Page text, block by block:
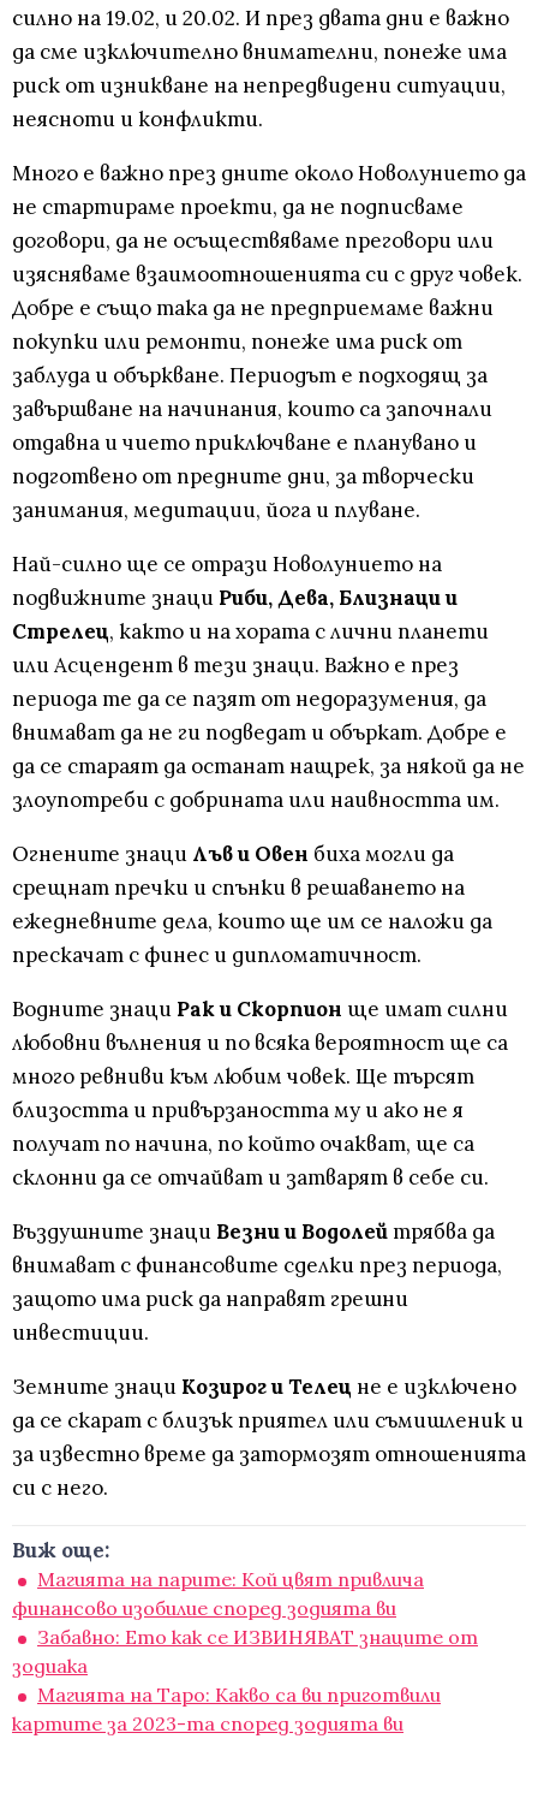
силно на 19.02, и 20.02. И през двата дни е важно
да сме изключително внимателни, понеже има
риск от изникване на непредвидени ситуации,
неясноти и конфликти.
Много е важно през дните около Новолунието да
не стартираме проекти, да не подписваме
договори, да не осъществяваме преговори или
изясняваме взаимоотношенията си с друг човек.
Добре е също така да не предприемаме важни
покупки или ремонти, понеже има риск от
заблуда и объркване. Периодът е подходящ за
завършване на начинания, които са започнали
отдавна и чието приключване е планувано и
подготвено от предните дни, за творчески
занимания, медитации, йога и плуване.
Най-силно ще се отрази Новолунието на
подвижните знаци Риби, Дева, Близнаци и
Стрелец, както и на хората с лични планети
или Асцендент в тези знаци. Важно е през
периода те да се пазят от недоразумения, да
внимават да не ги подведат и объркат. Добре е
да се стараят да останат нащрек, за някой да не
злоупотреби с добрината или наивността им.
Огнените знаци Лъв и Овен биха могли да
срещнат пречки и спънки в решаването на
ежедневните дела, които ще им се наложи да
прескачат с финес и дипломатичност.
Водните знаци Рак и Скорпион ще имат силни
любовни вълнения и по всяка вероятност ще са
много ревниви към любим човек. Ще търсят
близостта и привързаността му и ако не я
получат по начина, по който очакват, ще са
склонни да се отчайват и затварят в себе си.
Въздушните знаци Везни и Водолейтрябва да
внимават с финансовите сделки през периода,
защото има риск да направят грешни
инвестиции.
Земните знаци Козирог и Телец не е изключено
да се скарат с близък приятел или съмишленик и
за известно време да затормозят отношенията
си с него.
Виж още:
Магията на парите: Кой цвят привлича
финансово изобилие според зодията ви
Забавно: Ето как се ИЗВИНЯВАТ знаците от
зодиака
Магията на Таро: Какво са ви приготвили
картите за 2023-та според зодията ви